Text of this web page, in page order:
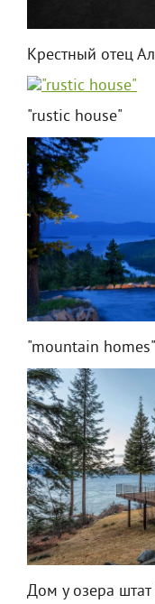
Крестный отец
"rustic house"
"mountain homes"
Дом у озера